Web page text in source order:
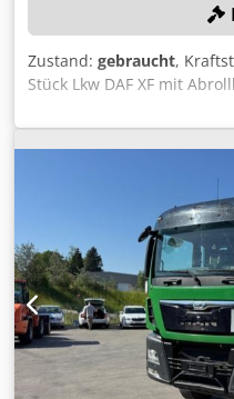
Zustand: gebraucht,
Stück Lkw DAF XF mit
Container GERGEN JUNG
Lkw Aufbauart: Lkw f. ATL
DAF Truck Typ: AT
Kilometerstand abgelesen:
Nennleistung: 375 kW /
Kennzeichen: FN AO 9000
vorhandenen
gemäß Bildern und
Bildern und Besichtigung
Vorhandene
Zulassungsbescheinigung I
ja Farbe: wie abgebildet,
Fahrzeug ID